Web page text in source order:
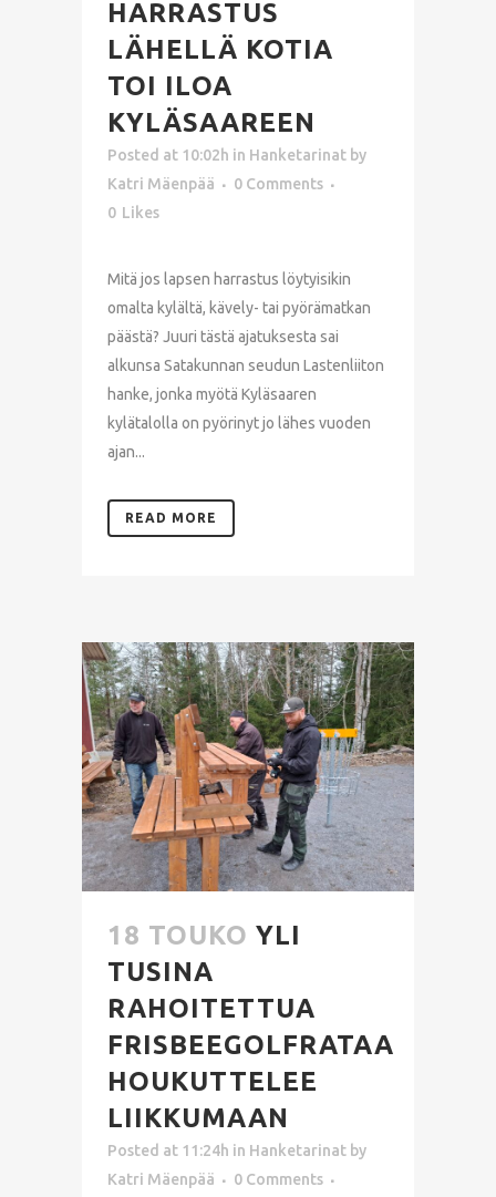
HARRASTUS
LÄHELLÄ KOTIA
TOI ILOA
KYLÄSAAREEN
Posted at 10:02h in Hanketarinat by
Katri Mäenpää
0 Comments
0 Likes
Mitä jos lapsen harrastus löytyisikin
omalta kylältä, kävely- tai pyörämatkan
päästä? Juuri tästä ajatuksesta sai
alkunsa Satakunnan seudun Lastenliiton
hanke, jonka myötä Kyläsaaren
kylätalolla on pyörinyt jo lähes vuoden
ajan...
READ MORE
18 TOUKO YLI
TUSINA
RAHOITETTUA
FRISBEEGOLFRATAA
HOUKUTTELEE
LIIKKUMAAN
Posted at 11:24h in Hanketarinat by
Katri Mäenpää
0 Comments